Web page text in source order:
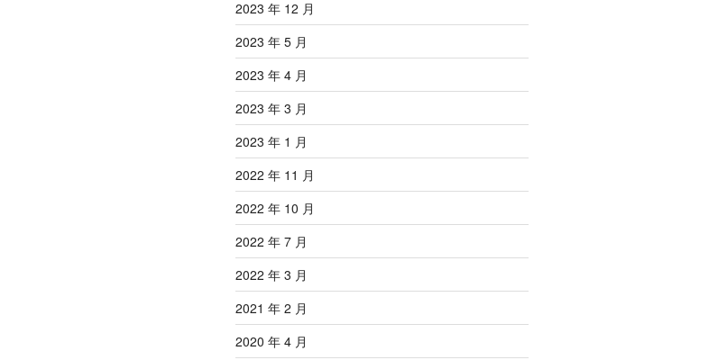
2023 年 12 月
2023 年 5 月
2023 年 4 月
2023 年 3 月
2023 年 1 月
2022 年 11 月
2022 年 10 月
2022 年 7 月
2022 年 3 月
2021 年 2 月
2020 年 4 月